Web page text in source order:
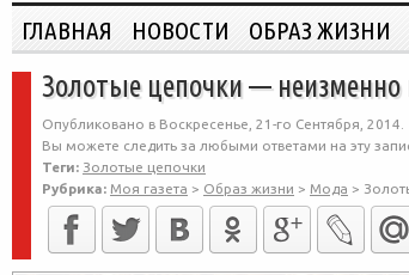
ГЛАВНАЯ НОВОСТИ ОБРАЗ ЖИЗНИ
Золотые цепочки — неизменно
Опубликовано в Воскресенье, 21-го Сентября, 2014.
Вы можете следить за любыми ответами на эту
Теги: Золотые цепочки
Рубрика: Моя газета > Образ жизни > Мода >